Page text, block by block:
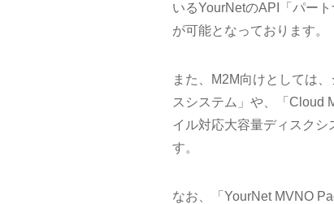
いるYourNetのAPI「パー
が可能となっております。
また、M2M向けとしては
スシステム」や、「Cloud
イル対応大容量ディスク
す。
なお、「YourNet MVNO